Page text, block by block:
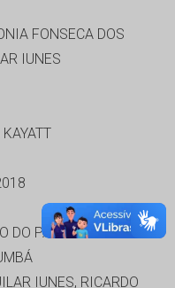
FONSECA DOS
IUNES
DO PATRIMÔNIO
IUNES, RICARDO